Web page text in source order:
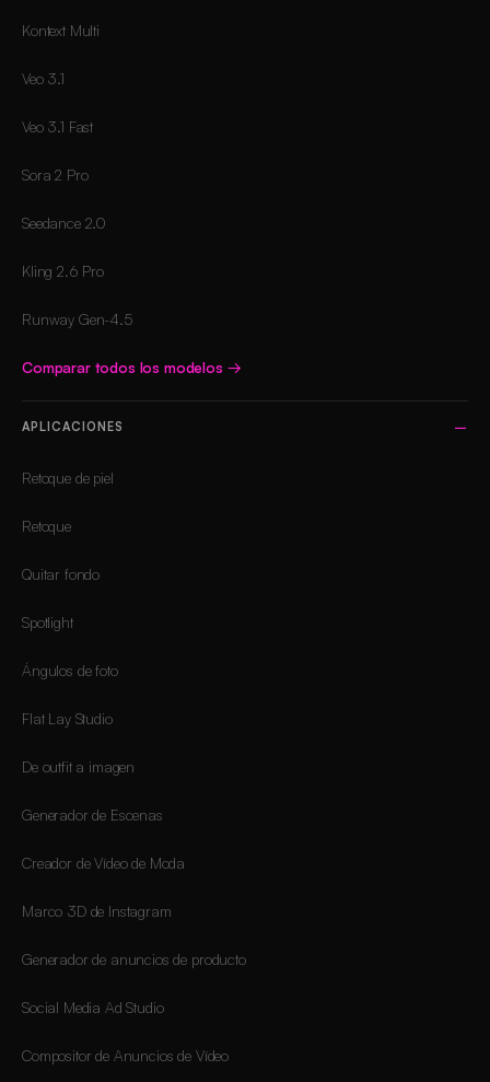
Kontext Multi
Veo 3.1
Veo 3.1 Fast
Sora 2 Pro
Seedance 2.0
Kling 2.6 Pro
Runway Gen-4.5
Comparar todos los modelos →
APLICACIONES
Retoque de piel
Retoque
Quitar fondo
Spotlight
Ángulos de foto
Flat Lay Studio
De outfit a imagen
Generador de Escenas
Creador de Vídeo de Moda
Marco 3D de Instagram
Generador de anuncios de producto
Social Media Ad Studio
Compositor de Anuncios de Vídeo